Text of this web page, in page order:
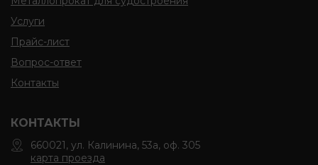
Услуги
Прайс-лист
Вопрос-ответ
Контакты
КОНТАКТЫ
660021, ул. Калинина, 53а, оф. 305
карта проезда